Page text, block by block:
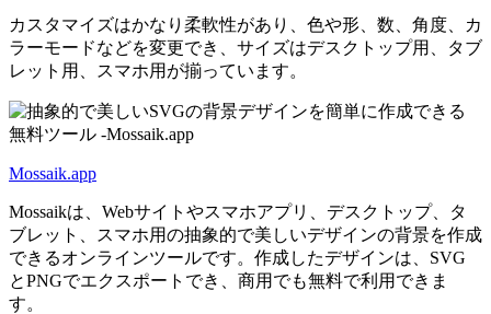
カスタマイズはかなり柔軟性があり、色や形、数、角度、カ
ラーモードなどを変更でき、サイズはデスクトップ用、タブ
レット用、スマホ用が揃っています。
Mossaik.app
Mossaikは、Webサイトやスマホアプリ、デスクトップ、タ
ブレット、スマホ用の抽象的で美しいデザインの背景を作成
できるオンラインツールです。作成したデザインは、SVG
とPNGでエクスポートでき、商用でも無料で利用できま
す。